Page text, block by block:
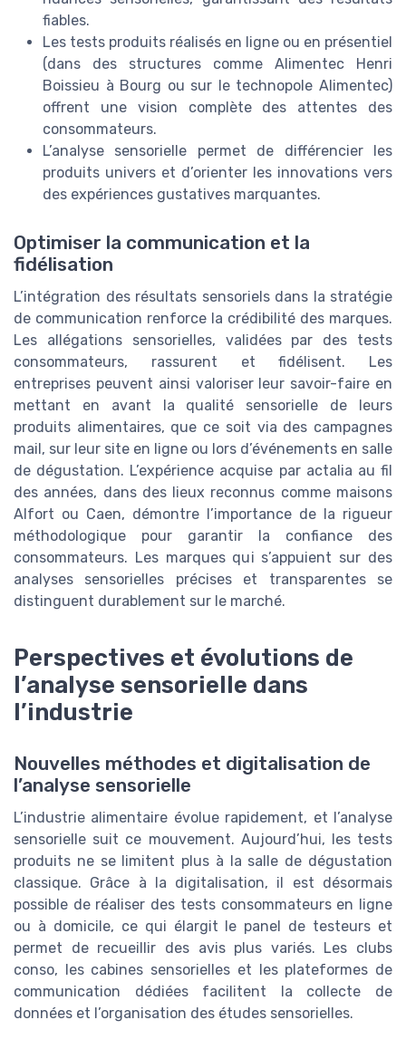
fiables.
Les tests produits réalisés en ligne ou en présentiel
(dans des structures comme Alimentec Henri
Boissieu à Bourg ou sur le technopole Alimentec)
offrent une vision complète des attentes des
consommateurs.
L’analyse sensorielle permet de différencier les
produits univers et d’orienter les innovations vers
des expériences gustatives marquantes.
Optimiser la communication et la
fidélisation
L’intégration des résultats sensoriels dans la stratégie
de communication renforce la crédibilité des marques.
Les allégations sensorielles, validées par des tests
consommateurs, rassurent et fidélisent. Les
entreprises peuvent ainsi valoriser leur savoir-faire en
mettant en avant la qualité sensorielle de leurs
produits alimentaires, que ce soit via des campagnes
mail, sur leur site en ligne ou lors d’événements en salle
de dégustation. L’expérience acquise par actalia au fil
des années, dans des lieux reconnus comme maisons
Alfort ou Caen, démontre l’importance de la rigueur
méthodologique pour garantir la confiance des
consommateurs. Les marques qui s’appuient sur des
analyses sensorielles précises et transparentes se
distinguent durablement sur le marché.
Perspectives et évolutions de
l’analyse sensorielle dans
l’industrie
Nouvelles méthodes et digitalisation de
l’analyse sensorielle
L’industrie alimentaire évolue rapidement, et l’analyse
sensorielle suit ce mouvement. Aujourd’hui, les tests
produits ne se limitent plus à la salle de dégustation
classique. Grâce à la digitalisation, il est désormais
possible de réaliser des tests consommateurs en ligne
ou à domicile, ce qui élargit le panel de testeurs et
permet de recueillir des avis plus variés. Les clubs
conso, les cabines sensorielles et les plateformes de
communication dédiées facilitent la collecte de
données et l’organisation des études sensorielles.